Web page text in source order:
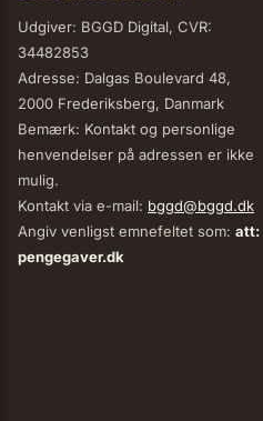
Udgiver: BGGD Digital, CVR:
34482853
Adresse: Dalgas Boulevard 48,
2000 Frederiksberg, Danmark
Bemærk: Kontakt og personlige
henvendelser på adressen er ikke
mulig.
Kontakt via e-mail: bggd@bggd.dk
Angiv venligst emnefeltet som: att:
pengegaver.dk